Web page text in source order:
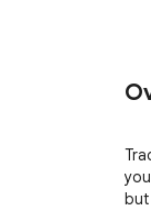
but